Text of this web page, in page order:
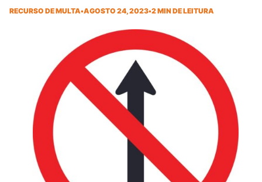
RECURSO DE MULTA•AGOSTO 24, 2023•2 MIN DE LEITURA